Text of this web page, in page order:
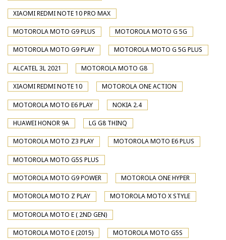
XIAOMI REDMI NOTE 10 PRO MAX
MOTOROLA MOTO G9 PLUS MOTOROLA MOTO G 5G
MOTOROLA MOTO G9 PLAY MOTOROLA MOTO G 5G PLUS
ALCATEL 3L 2021 MOTOROLA MOTO G8
XIAOMI REDMI NOTE 10 MOTOROLA ONE ACTION
MOTOROLA MOTO E6 PLAY NOKIA 2.4
HUAWEI HONOR 9A LG G8 THINQ
MOTOROLA MOTO Z3 PLAY MOTOROLA MOTO E6 PLUS
MOTOROLA MOTO G5S PLUS
MOTOROLA MOTO G9 POWER MOTOROLA ONE HYPER
MOTOROLA MOTO Z PLAY MOTOROLA MOTO X STYLE
MOTOROLA MOTO E ( 2ND GEN)
MOTOROLA MOTO E (2015) MOTOROLA MOTO G5S